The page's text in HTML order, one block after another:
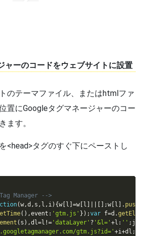
ャーのコードをウェブサイトに設置
のテーマファイル、またはhtmlファ
置にGoogleタグマネージャーのコー
ます。
<head>タグのすぐ下にペーストし
Manager -->
(w,d , s , l , i) {w[ l =w[ l ;w[ l . push
( ) ,event : 'gtm.js' } ) ;var f=d .
( s ) ,dl=l !='dataLayer' ? '&l=' +l : '' ; j
gtm.js?id=' +i+dl ;